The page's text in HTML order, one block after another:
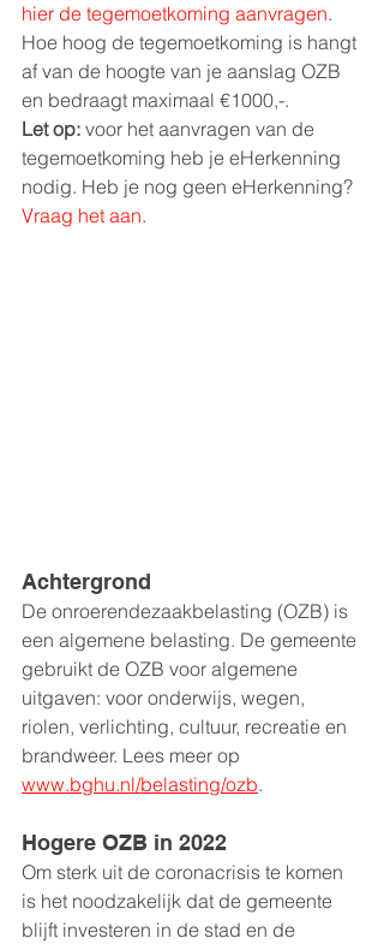
hier de tegemoetkoming aanvragen.
Hoe hoog de tegemoetkoming is hangt
af van de hoogte van je aanslag OZB
en bedraagt maximaal €1000,-.
Let op: voor het aanvragen van de
tegemoetkoming heb je eHerkenning
nodig. Heb je nog geen eHerkenning?
Vraag het aan.
Achtergrond
De onroerendezaakbelasting (OZB) is
een algemene belasting. De gemeente
gebruikt de OZB voor algemene
uitgaven: voor onderwijs, wegen,
riolen, verlichting, cultuur, recreatie en
brandweer. Lees meer op
www.bghu.nl/belasting/ozb.
Hogere OZB in 2022
Om sterk uit de coronacrisis te komen
is het noodzakelijk dat de gemeente
blijft investeren in de stad en de